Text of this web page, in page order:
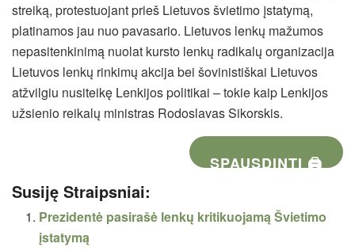
streiką, protestuojant prieš Lietuvos švietimo įstatymą,
platinamos jau nuo pavasario. Lietuvos lenkų mažumos
nepasitenkinimą nuolat kursto lenkų radikalų organizacija
Lietuvos lenkų rinkimų akcija bei šovinistiškai Lietuvos
atžvilgiu nusiteikę Lenkijos politikai – tokie kaip Lenkijos
užsienio reikalų ministras Rodoslavas Sikorskis.
SPAUSDINTI 🖨
Susiję Straipsniai:
Prezidentė pasirašė lenkų kritikuojamą Švietimo
įstatymą